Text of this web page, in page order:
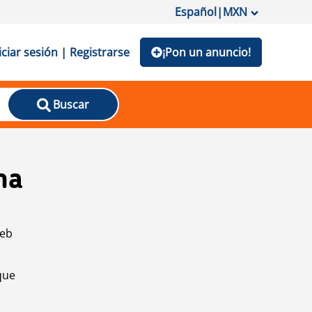
Español|MXN
sesión | Registrarse ¡Pon un anuncio!
Buscar